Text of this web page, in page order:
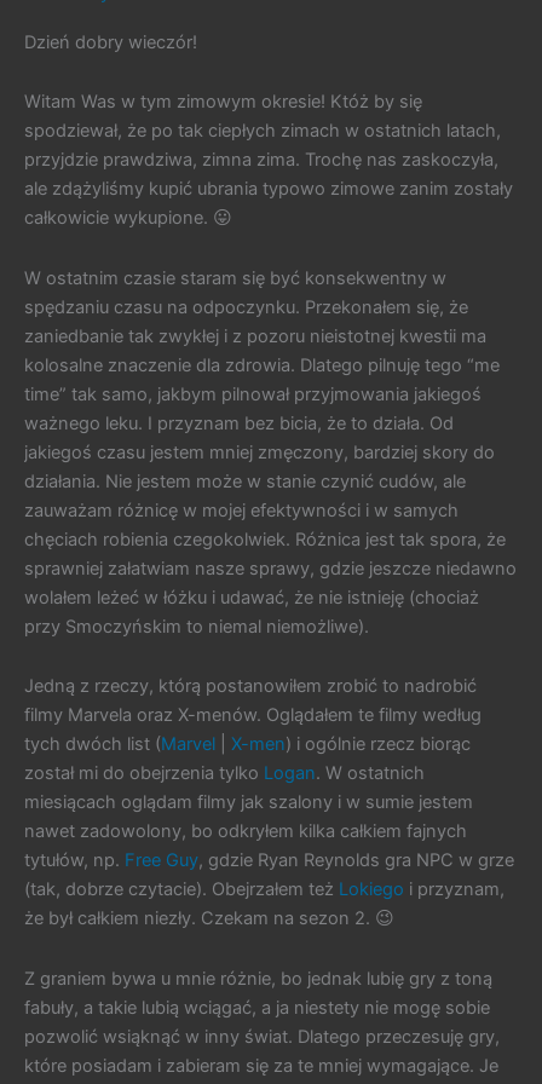
Dzień dobry wieczór!
Witam Was w tym zimowym okresie! Któż by się
spodziewał, że po tak ciepłych zimach w ostatnich latach,
przyjdzie prawdziwa, zimna zima. Trochę nas zaskoczyła,
ale zdążyliśmy kupić ubrania typowo zimowe zanim zostały
całkowicie wykupione. 😛
W ostatnim czasie staram się być konsekwentny w
spędzaniu czasu na odpoczynku. Przekonałem się, że
zaniedbanie tak zwykłej i z pozoru nieistotnej kwestii ma
kolosalne znaczenie dla zdrowia. Dlatego pilnuję tego “me
time” tak samo, jakbym pilnował przyjmowania jakiegoś
ważnego leku. I przyznam bez bicia, że to działa. Od
jakiegoś czasu jestem mniej zmęczony, bardziej skory do
działania. Nie jestem może w stanie czynić cudów, ale
zauważam różnicę w mojej efektywności i w samych
chęciach robienia czegokolwiek. Różnica jest tak spora, że
sprawniej załatwiam nasze sprawy, gdzie jeszcze niedawno
wolałem leżeć w łóżku i udawać, że nie istnieję (chociaż
przy Smoczyńskim to niemal niemożliwe).
Jedną z rzeczy, którą postanowiłem zrobić to nadrobić
filmy Marvela oraz X-menów. Oglądałem te filmy według
tych dwóch list (Marvel X-men) i ogólnie rzecz biorąc
został mi do obejrzenia tylko Logan. W ostatnich
miesiącach oglądam filmy jak szalony i w sumie jestem
nawet zadowolony, bo odkryłem kilka całkiem fajnych
tytułów, np. Free Guy, gdzie Ryan Reynolds gra NPC w grze
(tak, dobrze czytacie). Obejrzałem też Lokiego i przyznam,
że był całkiem niezły. Czekam na sezon 2. 😉
Z graniem bywa u mnie różnie, bo jednak lubię gry z toną
fabuły, a takie lubią wciągać, a ja niestety nie mogę sobie
pozwolić wsiąknąć w inny świat. Dlatego przeczesuję gry,
które posiadam i zabieram się za te mniej wymagające. Je